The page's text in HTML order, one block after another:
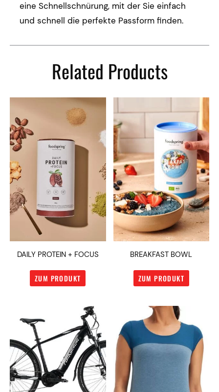
eine Schnellschnürung, mit der Sie einfach
und schnell die perfekte Passform finden.
Related Products
DAILY PROTEIN + FOCUS
ZUM PRODUKT
BREAKFAST BOWL
ZUM PRODUKT